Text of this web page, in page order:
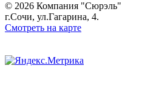
© 2026 Компания "Сюрэль"
г.Сочи, ул.Гагарина, 4.
Смотреть на карте